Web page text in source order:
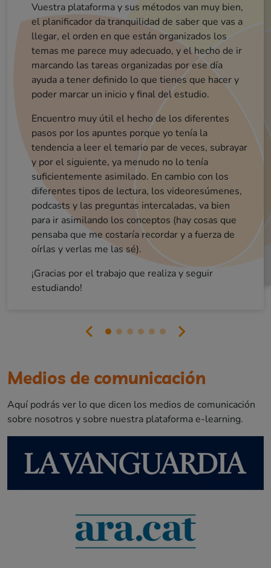
Vuestra plataforma y sus métodos van muy bien,
el planificador da tranquilidad de saber que vas a
llegar, el orden en que están organizados los
temas me parece muy adecuado, y el hecho de ir
marcando las tareas organizadas por ese día
ayuda a tener definido lo que tienes que hacer y
poder marcar un inicio y final del estudio.
Encuentro muy útil el hecho de los diferentes
pasos por los apuntes porque yo tenía la
tendencia a leer el temario par de veces, subrayar
y por el siguiente, ya menudo no lo tenía
suficientemente asimilado. En cambio con los
diferentes tipos de lectura, los videoresúmenes,
podcasts y las preguntas intercaladas, va bien
para ir asimilando los conceptos (hay cosas que
pensaba que me costaría recordar y a fuerza de
oírlas y verlas me las sé).
¡Gracias por el trabajo que realiza y seguir
estudiando!
Lydia (opositora aux adm gene)
El aplicativo que habéis realizado es una pasada.
Hace que realmente estudies.
Erika (opositora mossos)
Buenos días, el curso me tiene fascinada, tiene muy buena metodología y te ayuda a memorizar de una manera dinámica, a mi me cuesta un poco la comprensión total de la lectura en catalán por falta de costumbres, pero gracias a los videos resumenes me facilita el entendimiento y al tratarse de vídeos de corta duración no permite que te agobies. Por mi experiencia este método es el que mejor me funciona.
Estaba algo asustada por la extensión del
temario, en cambio al conocer la plataforma y empezar a estudiar habéis conseguido que esté el doble de motivada. Muchísimas gracias y
sobretodo ENHORABUENA!
Cristian (opositor mossos)
La metodología me parece muy buena. Nunca
antes había estudiado así la verdad. Se repiten
muchas veces los conceptos, aspecto que ayuda a
interiorizarlos.[...]
La parte de desengranaje esta genial, puesto
acabas de asimilar todos los conocimientos
cada tema y además, después tienes el
para acabar de ver si algún concepto no te
quedado claro.
No os voy a engañar, es una metodología que
requiere dedicar muchas horas y requiere de
mucho esfuerzo ( pero bueno, quien algo quiere
algo le cuesta). A destacar, el hecho de tener
objetivos establecidos estas más concentrado en
lo que haces.
Sergi (opositor aux. adm. ajuntament)
Muy buena sensación por ahora. Enhorabuena
Carlos (opositor Guardia Urbana)
ME GUSTA!!!!! Lo has enfocado muy muy bien
para que cada alumno pueda acceder al curso con
el tiempo disponible! 💪💪
Medios de comunicación
Aquí podrás ver lo que dicen los medios de comunicación
sobre nosotros y sobre nuestra plataforma e-learning.